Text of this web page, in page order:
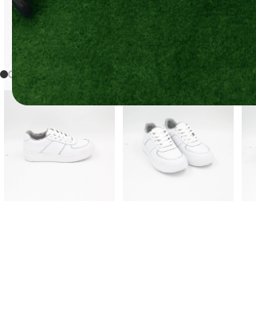
Clic para ampliar